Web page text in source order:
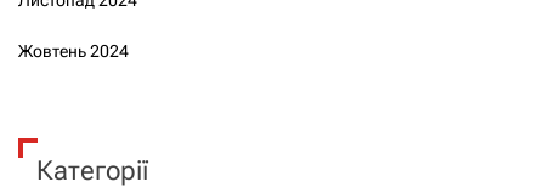
Жовтень 2024
Категорії